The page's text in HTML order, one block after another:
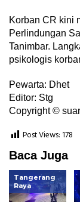
Korban CR kini
Perlindungan
Tanimbar.
psikologis
Pewarta: Dhet
Editor: Stg
Copyright ©
Post Views: 178
Baca Juga
Tangerang
Raya